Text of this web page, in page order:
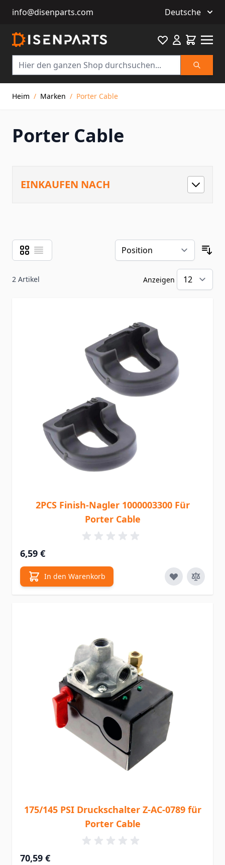
info@disenparts.com Deutsche
Suche
Favourite
Heim / Marken / Porter Cable
Porter Cable
EINKAUFEN NACH
Ansicht als
Raster
Liste
2 Artikel Anzeigen
2PCS Finish-Nagler 1000003300 Für
Porter Cable
6,59 €
In den Warenkorb
175/145 PSI Druckschalter Z-AC-0789 für
Porter Cable
70,59 €